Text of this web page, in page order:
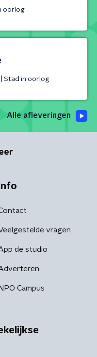
oorlog
| Stad in oorlog
Alle afleveringen
Info
vragen
de studio
NPO Campus